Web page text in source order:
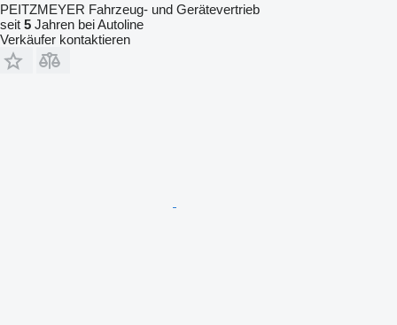
PEITZMEYER Fahrzeug- und Gerätevertrieb
seit 5 Jahren bei Autoline
Verkäufer kontaktieren